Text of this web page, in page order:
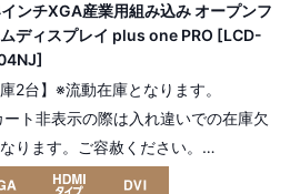
ンチXGA産業用組み込み オープンフ
ディスプレイ plus one PRO [LCD-
庫2台】※流動在庫となります。
ト非表示の際は入れ違いでの在庫欠
ります。ご容赦ください。